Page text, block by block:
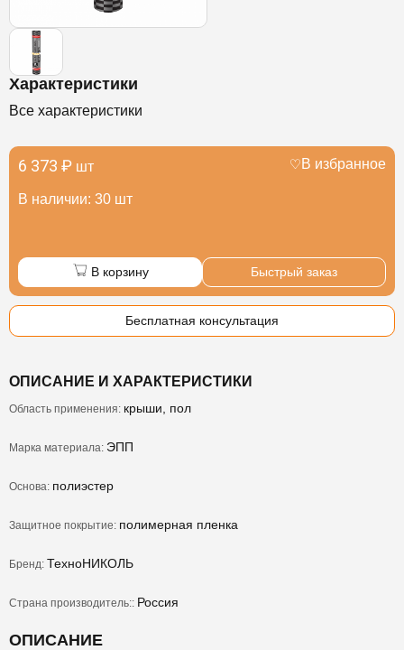
Характеристики
Все характеристики
6 373 ₽ шт
В наличии: 30 шт
В избранное
В корзину Быстрый заказ
Бесплатная консультация
ОПИСАНИЕ И ХАРАКТЕРИСТИКИ
Область применения: крыши, пол
Марка материала: ЭПП
Основа: полиэстер
Защитное покрытие: полимерная пленка
Бренд: ТехноНИКОЛЬ
Страна производитель:: Россия
ОПИСАНИЕ